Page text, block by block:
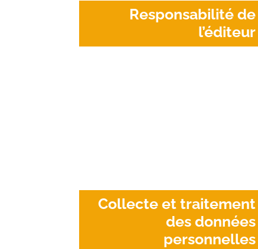
Responsabilité de
l’éditeur
Collecte et traitement
des données
personnelles